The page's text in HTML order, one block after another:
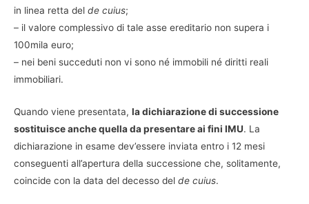
in linea retta del de cuius;
– il valore complessivo di tale asse ereditario non supera i
100mila euro;
– nei beni succeduti non vi sono né immobili né diritti reali
immobiliari.
Quando viene presentata, la dichiarazione di successione
sostituisce anche quella da presentare ai fini IMU. La
dichiarazione in esame dev’essere inviata entro i 12 mesi
conseguenti all’apertura della successione che, solitamente,
coincide con la data del decesso del de cuius.